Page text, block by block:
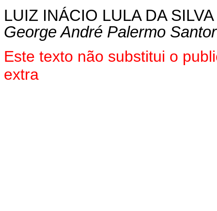
LUIZ INÁCIO LULA DA SILVA
George André Palermo
Este texto não substitui o
extra